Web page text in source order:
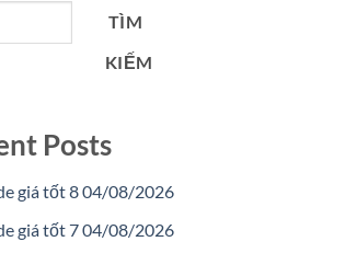
TÌM
KIẾM
Posts
giá tốt 8 04/08/2026
giá tốt 7 04/08/2026